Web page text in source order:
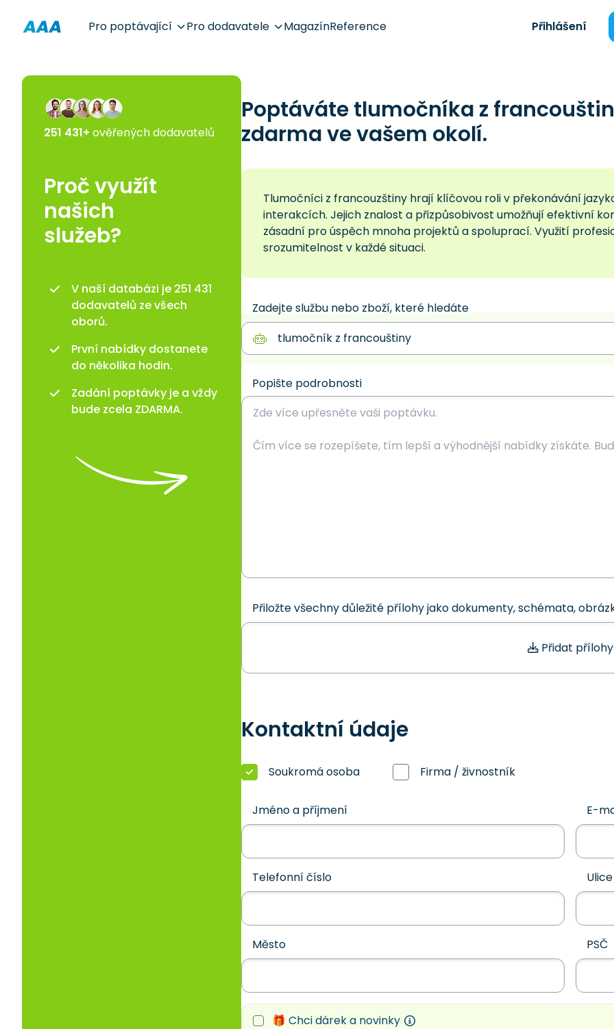
Pro poptávající Pro dodavatele MagazínReference Přihlášení
Poptáváte tlumočníka z
zdarma ve vašem okolí.
Tlumočníci z francouzštiny hrají klíčovou roli v překonávání
interakcích. Jejich znalost a přizpůsobivost umožňují efektivní
zásadní pro úspěch mnoha projektů a spoluprací. Využití
srozumitelnost v každé situaci.
Zadejte službu nebo zboží, které hledáte
Popište podrobnosti
Přiložte všechny důležité přílohy jako dokumenty, schémata,
Přidat přílohy
Kontaktní údaje
Soukromá osoba Firma / živnostník
Jméno a příjmení E-
Telefonní číslo Ulice
Město PSČ
🎁 Chci dárek a novinky
251 431+ ověřených dodavatelů
Proč využít
našich
služeb?
V naší databázi je 251 431
dodavatelů ze všech
oborů.
První nabídky dostanete
do několika hodin.
Zadání poptávky je a vždy
bude zcela ZDARMA.